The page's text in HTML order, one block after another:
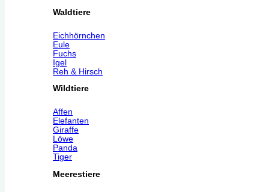
Waldtiere
Eichhörnchen
Eule
Fuchs
Igel
Reh & Hirsch
Wildtiere
Affen
Elefanten
Giraffe
Löwe
Panda
Tiger
Meerestiere